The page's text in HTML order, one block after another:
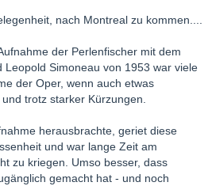
nach Montreal zu kommen....
der Perlenfischer mit dem
Leopold Simoneau von 1953 war viele
der Oper, wenn auch etwas
trotz starker Kürzungen.
herausbrachte, geriet diese
und war lange Zeit am
zu kriegen. Umso besser, dass
gemacht hat - und noch